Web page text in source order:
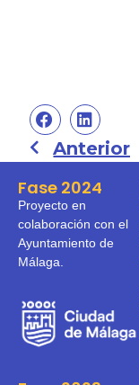
Anterior
Fase 2024
Proyecto en
colaboración con el
Ayuntamiento de
Málaga.